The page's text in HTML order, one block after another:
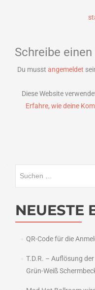
Schreibe
Du musst angemeldet
Diese Website
Erfahre, wie deine
NEUESTE
QR-Code für die
T.D.R. – Auflösung
Grün-Weiß